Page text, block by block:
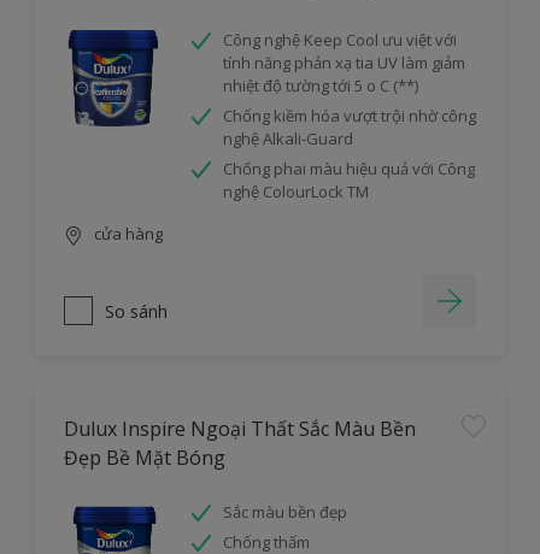
Công nghệ Keep Cool ưu việt với
tính năng phản xạ tia UV làm giảm
nhiệt độ tường tới 5 o C (**)
Chống kiềm hóa vượt trội nhờ công
nghệ Alkali-Guard
Chống phai màu hiệu quả với Công
nghệ ColourLock TM
cửa hàng
So sánh
Dulux Inspire Ngoại Thất Sắc Màu Bền
Đẹp Bề Mặt Bóng
Sắc màu bền đẹp
Chống thấm